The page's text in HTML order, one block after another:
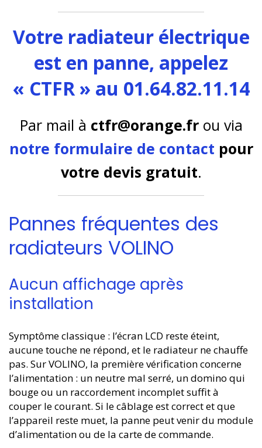
Votre radiateur électrique
est en panne, appelez
« CTFR » au 01.64.82.11.14
Par mail à ctfr@orange.frou via
notre formulaire de contact pour
votre devis gratuit.
Pannes fréquentes des
radiateurs VOLINO
Aucun affichage après
installation
Symptôme classique : l’écran LCD reste éteint,
aucune touche ne répond, et le radiateur ne chauffe
pas. Sur VOLINO, la première vérification concerne
l’alimentation : un neutre mal serré, un domino qui
bouge ou un raccordement incomplet suffit à
couper le courant. Si le câblage est correct et que
l’appareil reste muet, la panne peut venir du module
d’alimentation ou de la carte de commande.